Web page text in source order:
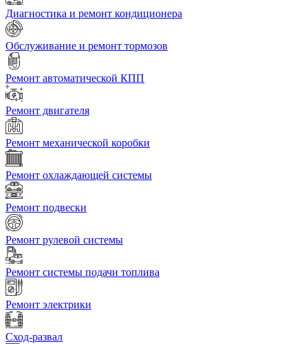
Диагностика и ремонт кондиционера
Обслуживание и ремонт тормозов
Ремонт автоматической КПП
Ремонт двигателя
Ремонт механической коробки
Ремонт охлаждающей системы
Ремонт подвески
Ремонт рулевой системы
Ремонт системы подачи топлива
Ремонт электрики
Сход-развал